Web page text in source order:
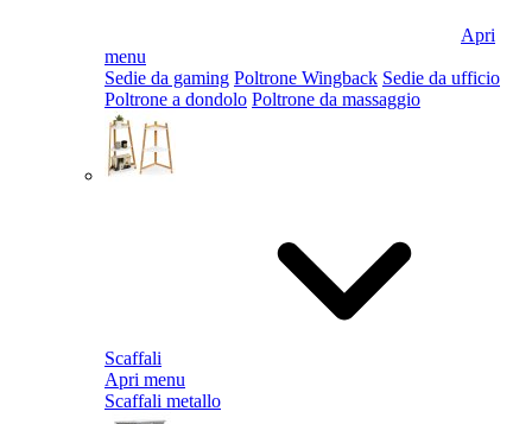
Apri
menu
Sedie da gaming Poltrone Wingback Sedie da ufficio
Poltrone a dondolo Poltrone da massaggio
Scaffali
Apri menu
Scaffali metallo